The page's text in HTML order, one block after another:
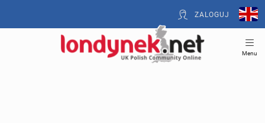
ZALOGUJ
Menu